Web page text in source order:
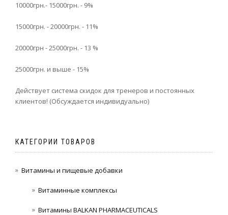
10000грн.- 15000грн. - 9%
15000грн. - 20000грн. - 11%
20000грн - 25000грн. - 13 %
25000грн. и выше - 15%
Действует система скидок для тренеров и постоянных
клиентов! (Обсуждается индивидуально)
КАТЕГОРИИ ТОВАРОВ
Витамины и пищевые добавки
Витаминные комплексы
Витамины BALKAN PHARMACEUTICALS